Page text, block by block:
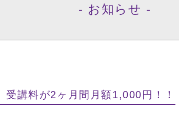
- お知らせ -
受講料が2ヶ月間月額1,000円！！